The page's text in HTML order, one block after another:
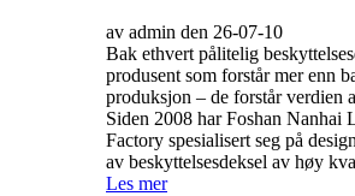
av admin den 26-07-10
Bak ethvert pålitelig
produsent som forstår mer enn
produksjon – de forstår verdien
Siden 2008 har Foshan Nanhai
Factory spesialisert seg på
av beskyttelsesdeksel av høy
Les mer